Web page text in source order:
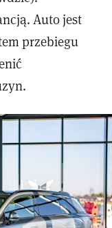
Auto jest
przebiegu